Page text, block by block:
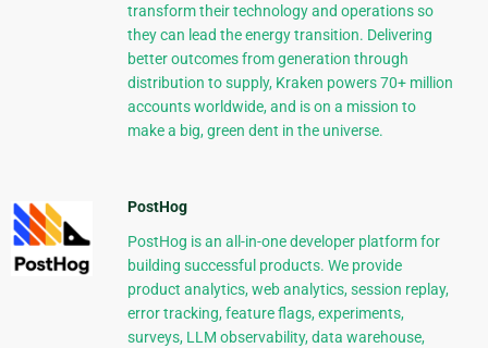
transform their technology and operations so
they can lead the energy transition. Delivering
better outcomes from generation through
distribution to supply, Kraken powers 70+ million
accounts worldwide, and is on a mission to
make a big, green dent in the universe.
PostHog
PostHog is an all-in-one developer platform for
building successful products. We provide
product analytics, web analytics, session replay,
error tracking, feature flags, experiments,
surveys, LLM observability, data warehouse,